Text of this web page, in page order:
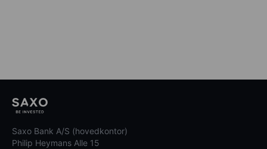
Saxo Bank A/S (hovedkontor)
Philip Heymans Alle 15